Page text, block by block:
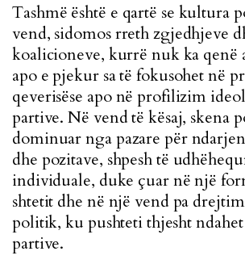
Tashmë është e qartë se kultura
vend, sidomos rreth zgjedhjeve
koalicioneve, kurrë nuk ka qenë
apo e pjekur sa të fokusohet në
qeverisëse apo në profilizim
partive. Në vend të kësaj, skena
dominuar nga pazare për
dhe pozitave, shpesh të
individuale, duke çuar në një
shtetit dhe në një vend pa
politik, ku pushteti thjesht ndahet
partive.